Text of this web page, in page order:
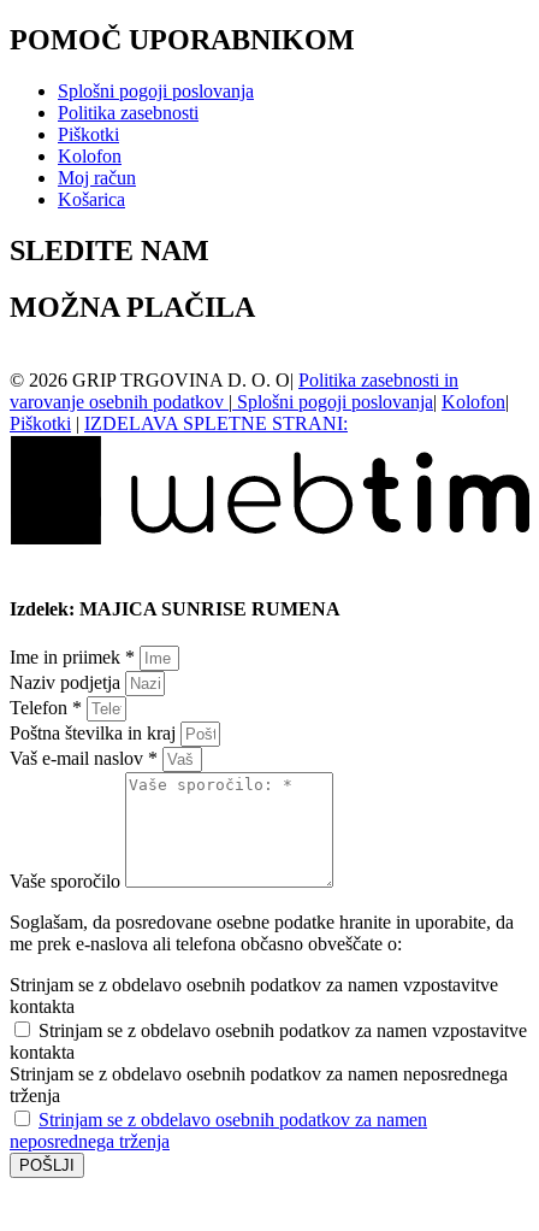
POMOČ UPORABNIKOM
Splošni pogoji poslovanja
Politika zasebnosti
Piškotki
Kolofon
Moj račun
Košarica
SLEDITE NAM
MOŽNA PLAČILA
© 2026 GRIP TRGOVINA D. O. O| Politika zasebnosti in
varovanje osebnih podatkov | Splošni pogoji poslovanja| Kolofon|
Piškotki | IZDELAVA SPLETNE STRANI:
Izdelek: MAJICA SUNRISE RUMENA
Ime in priimek *
Naziv podjetja
Telefon *
Poštna številka in kraj
Vaš e-mail naslov *
Vaše sporočilo
Soglašam, da posredovane osebne podatke hranite in uporabite, da
me prek e-naslova ali telefona občasno obveščate o:
Strinjam se z obdelavo osebnih podatkov za namen vzpostavitve
kontakta
Strinjam se z obdelavo osebnih podatkov za namen vzpostavitve
kontakta
Strinjam se z obdelavo osebnih podatkov za namen neposrednega
trženja
Strinjam se z obdelavo osebnih podatkov za namen
neposrednega trženja
POŠLJI